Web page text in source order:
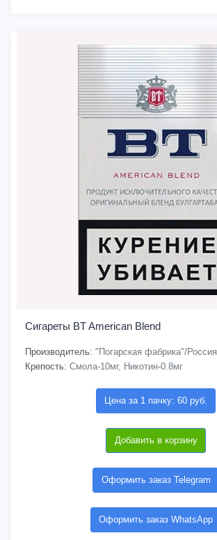
Сигареты BT American Blend
Производитель: "Погарская фабрика"/Россия
Крепость: Смола-10мг, Никотин-0.8мг
Цена за 1 пачку: 60 руб.
Добавить в корзину
Оформить заказ Telegram
Оформить заказ WhatsApp